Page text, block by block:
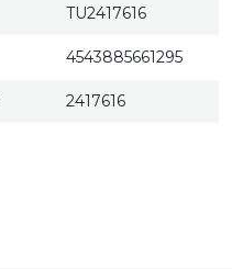
TU2417616
4543885661295
2417616